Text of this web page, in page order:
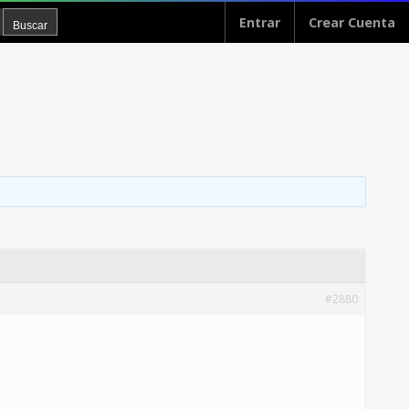
Entrar Crear Cuenta
#2880